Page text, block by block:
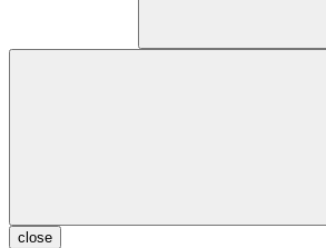
close